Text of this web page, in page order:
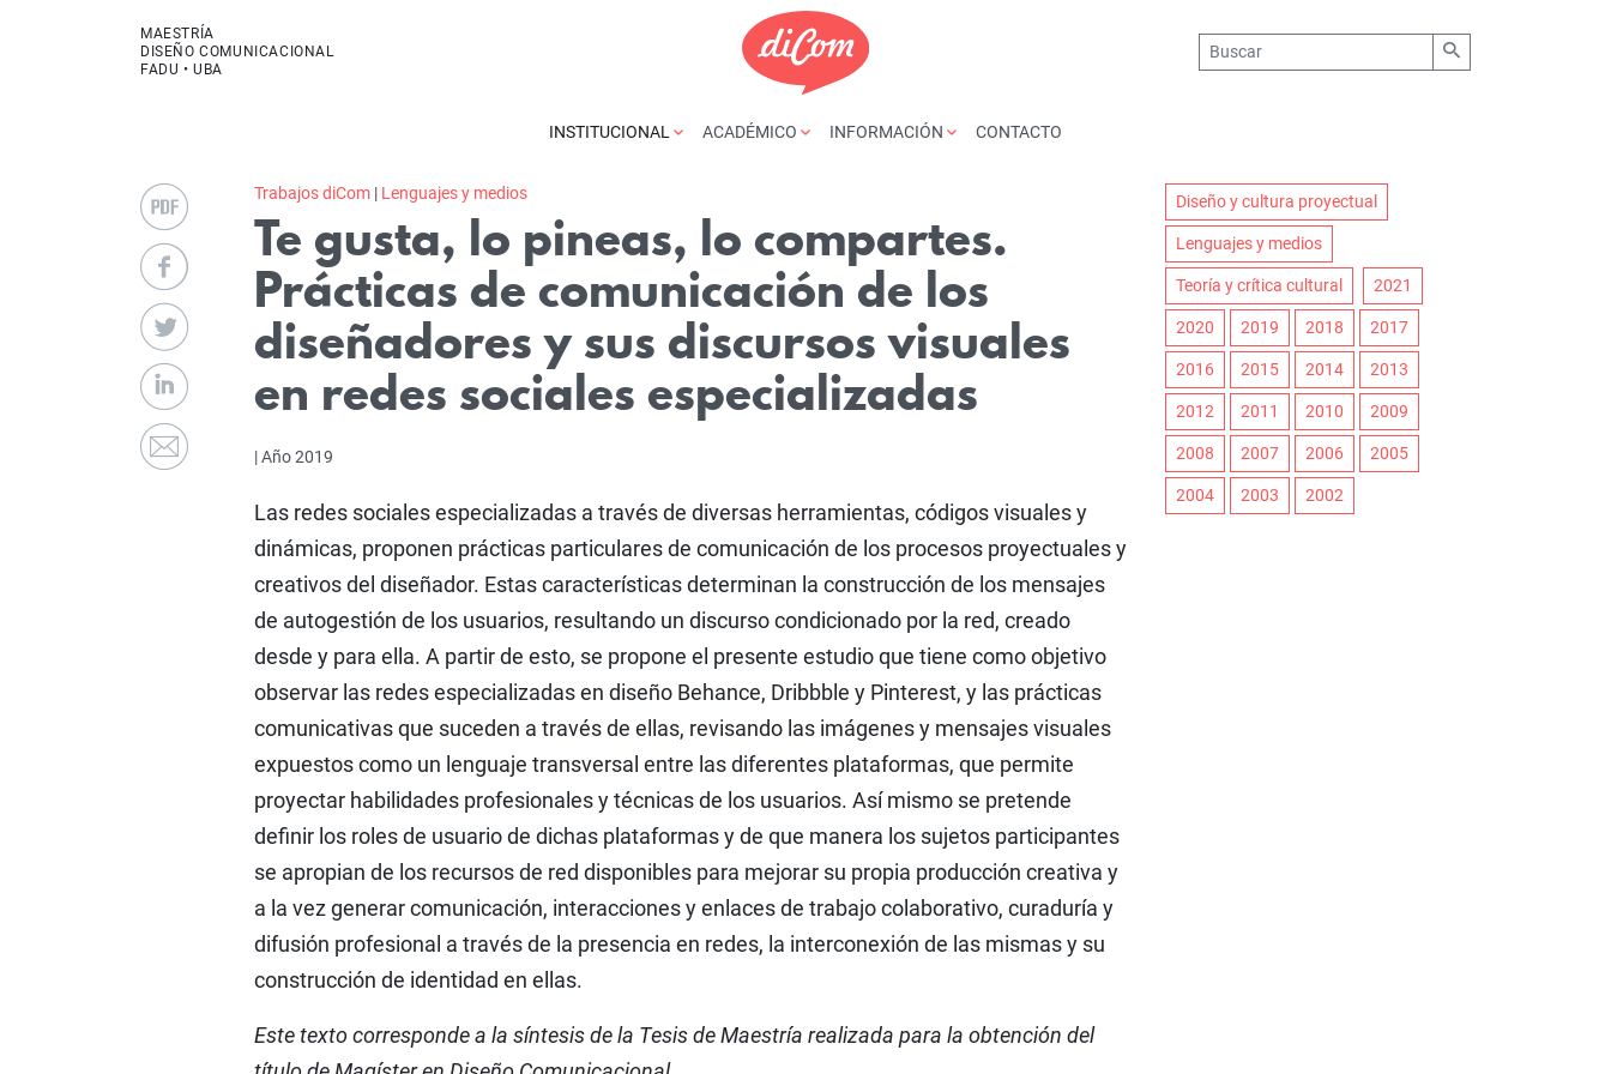
MAESTRÍA
DISEÑO COMUNICACIONAL
FADU • UBA
INSTITUCIONAL ACADÉMICO INFORMACIÓN CONTACTO
Trabajos diCom| Lenguajes y medios
Te gusta, lo pineas, lo compartes.
Prácticas de comunicación de los
diseñadores y sus discursos visuales
en redes sociales especializadas
| Año 2019
Las redes sociales especializadas a través de diversas herramientas, códigos visuales y
dinámicas, proponen prácticas particulares de comunicación de los procesos proyectuales y
creativos del diseñador. Estas características determinan la construcción de los mensajes
de autogestión de los usuarios, resultando un discurso condicionado por la red, creado
desde y para ella. A partir de esto, se propone el presente estudio que tiene como objetivo
observar las redes especializadas en diseño Behance, Dribbble y Pinterest, y las prácticas
comunicativas que suceden a través de ellas, revisando las imágenes y mensajes visuales
expuestos como un lenguaje transversal entre las diferentes plataformas, que permite
proyectar habilidades profesionales y técnicas de los usuarios. Así mismo se pretende
definir los roles de usuario de dichas plataformas y de que manera los sujetos participantes
se apropian de los recursos de red disponibles para mejorar su propia producción creativa y
a la vez generar comunicación, interacciones y enlaces de trabajo colaborativo, curaduría y
difusión profesional a través de la presencia en redes, la interconexión de las mismas y su
construcción de identidad en ellas.
Este texto corresponde a la síntesis de la Tesis de Maestría realizada para la obtención del
Diseño y cultura proyectual
Lenguajes y medios
Teoría y crítica cultural 2021
2020 2019 2018 2017
2016 2015 2014 2013
2012 2011 2010 2009
2008 2007 2006 2005
2004 2003 2002